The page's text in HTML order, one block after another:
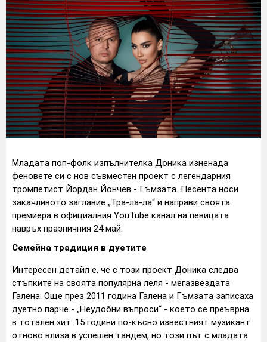
Младата поп-фолк изпълнителка Доника изненада
феновете си с нов съвместен проект с легендарния
тромпетист Йордан Йончев - Гъмзата. Песента носи
закачливото заглавие „Тра-ла-ла“ и направи своята
премиера в официалния YouTube канал на певицата
навръх празничния 24 май.
Семейна традиция в дуетите
Интересен детайл е, че с този проект Доника следва
стъпките на своята популярна леля - мегазвездата
Галена. Още през 2011 година Галена и Гъмзата записаха
дуетно парче - „Неудобни въпроси“ - което се преъврна
в тотален хит. 15 години по-късно известният музикант
отново влиза в успешен тандем, но този път с младата